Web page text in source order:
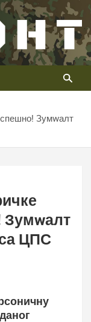
Зумwалт
Зумwалт
са ЦПС